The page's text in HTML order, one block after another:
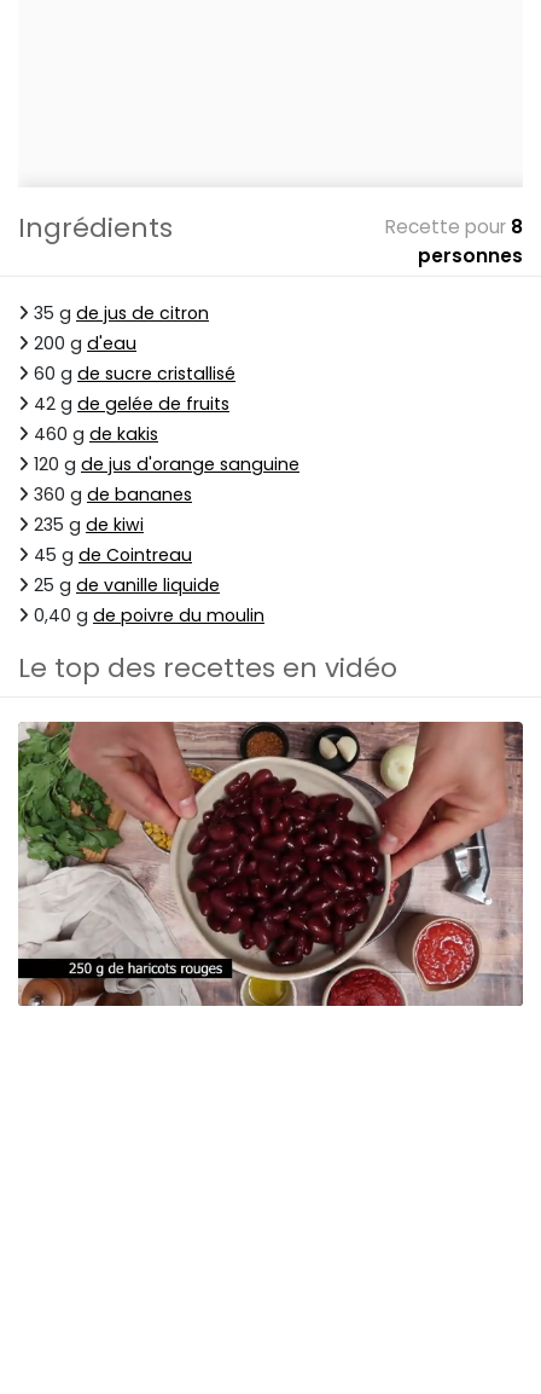
Ingrédients Recette pour 8
personnes
35 g de jus de citron
200 g d'eau
60 g de sucre cristallisé
42 g de gelée de fruits
460 g de kakis
120 g de jus d'orange sanguine
360 g de bananes
235 g de kiwi
45 g de Cointreau
25 g de vanille liquide
0,40 g de poivre du moulin
Le top des recettes en vidéo